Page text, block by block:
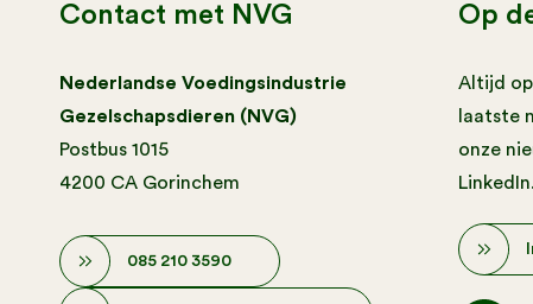
Contact met NVG
Nederlandse Voedingsindustrie
Gezelschapsdieren (NVG)
Postbus 1015
4200 CA Gorinchem
085 210 3590
Op
Altijd
laatste
onze
LinkedIn.